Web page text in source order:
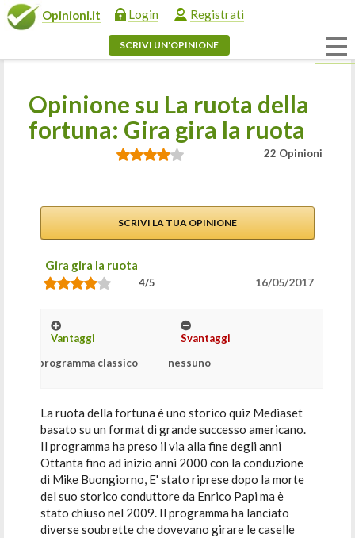
Opinioni.it Login Registrati
SCRIVI UN'OPINIONE
Opinione su La ruota della
fortuna: Gira gira la ruota
22 Opinioni
SCRIVI LA TUA OPINIONE
Gira gira la ruota
4/5 16/05/2017
Vantaggi
programma classico
Svantaggi
nessuno
La ruota della fortuna è uno storico quiz Mediaset
basato su un format di grande successo americano.
Il programma ha preso il via alla fine degli anni
Ottanta fino ad inizio anni 2000 con la conduzione
di Mike Buongiorno, E' stato riprese dopo la morte
del suo storico conduttore da Enrico Papi ma è
stato chiuso nel 2009. Il programma ha lanciato
diverse soubrette che dovevano girare le caselle